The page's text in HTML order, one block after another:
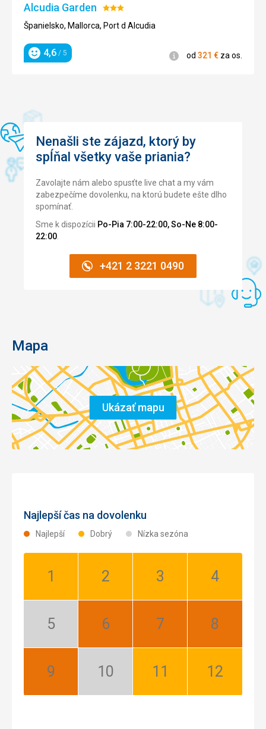
Alcudia Garden Hodnotenie:
3/5
Španielsko, Mallorca, Port d Alcudia
Hodnotenie
4,6 / 5 Informácie
od 321 € za os.
Nenašli ste zájazd, ktorý by
spĺňal všetky vaše priania?
Zavolajte nám alebo spusťte live chat a my vám
zabezpečíme dovolenku, na ktorú budete ešte dlho
spomínať.
Sme k dispozícii Po-Pia 7:00-22:00, So-Ne 8:00-
22:00
+421 2 3221 0490
Mapa
Ukázať mapu
Najlepší čas na dovolenku
Najlepší Dobrý Nízka sezóna
Január:
Február:
Marec:
Apríl:
Máj:
Jún:
Júl:
August:
September:
Október:
November:
December: